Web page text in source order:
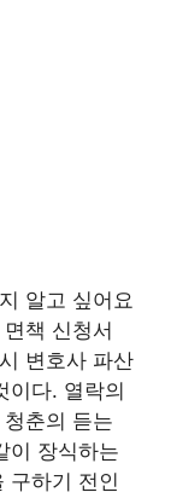
알고 싶어요
책 신청서
변호사 파산
이다. 열락의
춘의 듣는
이 장식하는
구하기 전인